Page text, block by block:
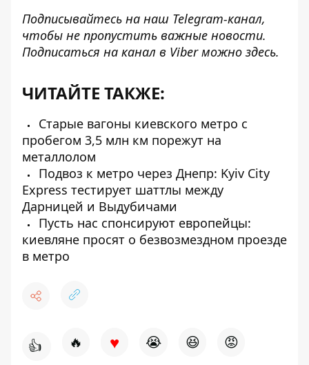
Подписывайтесь на наш Telegram-канал,
чтобы не пропустить важные новости.
Подписаться на канал в Viber можно здесь.
ЧИТАЙТЕ ТАКЖЕ:
Старые вагоны киевского метро с
пробегом 3,5 млн км порежут на
металлолом
Подвоз к метро через Днепр: Kyiv City
Express тестирует шаттлы между
Дарницей и Выдубичами
Пусть нас спонсируют европейцы:
киевляне просят о безвозмездном проезде
в метро
👍 🔥 ♥ 😭 😆 😡